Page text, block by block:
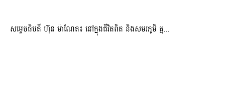
សម្តេចធិបតី ហ៊ុន ម៉ាណែត៖ នៅក្នុងជីវិតពិត និងសមរភូមិ គ្ម...